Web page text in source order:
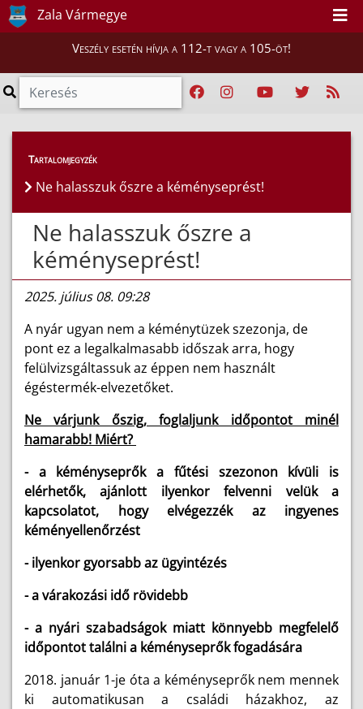
Zala Vármegye
Veszély esetén hívja a 112-t vagy a 105-öt!
Híreink > Hírek
Tartalomjegyzék
Ne halasszuk őszre a kéményseprést!
Ne halasszuk őszre a
kéményseprést!
2025. július 08. 09:28
A nyár ugyan nem a kéménytüzek szezonja, de
pont ez a legalkalmasabb időszak arra, hogy
felülvizsgáltassuk az éppen nem használt
égéstermék-elvezetőket.
Ne várjunk őszig, foglaljunk időpontot minél
hamarabb! Miért?
- a kéményseprők a fűtési szezonon kívüli is
elérhetők, ajánlott ilyenkor felvenni velük a
kapcsolatot, hogy elvégezzék az ingyenes
kéményellenőrzést
- ilyenkor gyorsabb az ügyintézés
- a várakozási idő rövidebb
- a nyári szabadságok miatt könnyebb megfelelő
időpontot találni a kéményseprők fogadására
2018. január 1-je óta a kéményseprők nem mennek
ki automatikusan a családi házakhoz, az